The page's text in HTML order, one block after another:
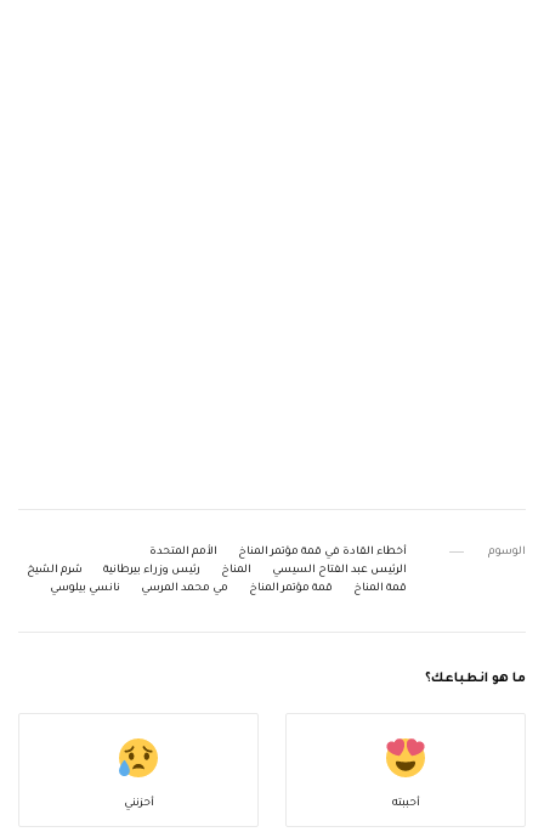
الوسوم أخطاء القادة في قمة مؤتمر المناخ
الأمم المتحدة
الرئيس عبد الفتاح السيسي
المناخ رئيس وزراء بيرطانية
شرم الشيخ
قمة المناخ
قمة مؤتمر المناخ مي محمد المرسي نانسي بيلوسي
ما هو انطباعك؟
أحببته أحزنني